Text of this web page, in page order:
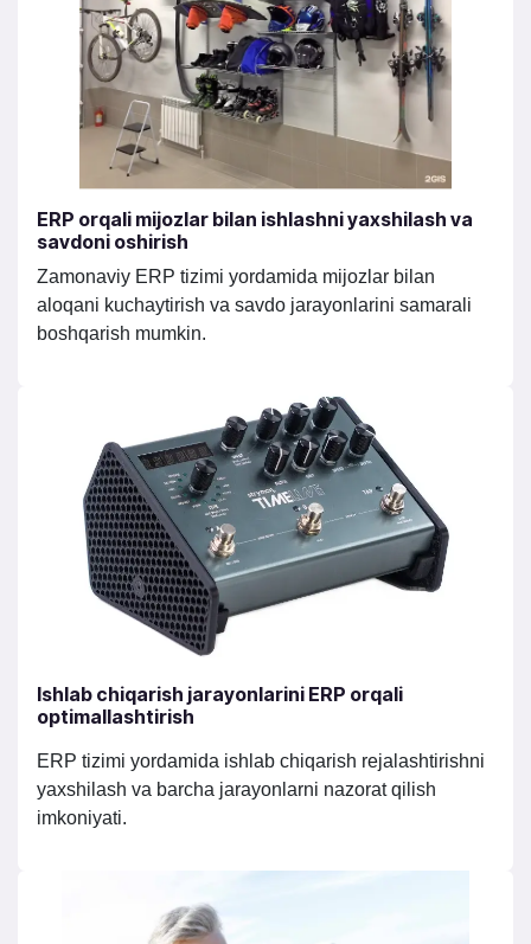
ERP orqali mijozlar bilan ishlashni yaxshilash va
savdoni oshirish​
Zamonaviy ERP tizimi yordamida mijozlar bilan
aloqani kuchaytirish va savdo jarayonlarini samarali
boshqarish mumkin.
Ishlab chiqarish jarayonlarini ERP orqali
optimallashtirish
ERP tizimi yordamida ishlab chiqarish rejalashtirishni
yaxshilash va barcha jarayonlarni nazorat qilish
imkoniyati.